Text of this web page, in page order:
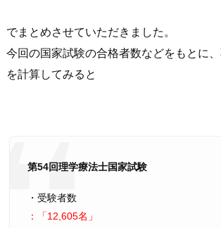
でまとめさせていただきました。
今回の国家試験の合格者数などをもとに
を計算してみると
第54回理学療法士国家試験
・受験者数
：
12,605名